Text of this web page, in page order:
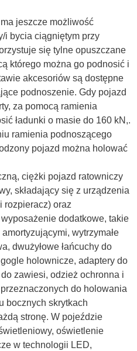
jeszcze możliwość
i bycia ciągniętym przy
się tylne opuszczane
którego można go podnosić i
akcesoriów są dostępne
podnoszenie. Gdy pojazd
za pomocą ramienia
ładunki o masie do 160 kN,.
ramienia podnoszącego
pojazd można holować
ciężki pojazd ratowniczy
składający się z urządzenia
rozpieracz) oraz
dodatkowe, takie
wytrzymałe
dwużyłowe łańcuchy do
holownicze, adaptery do
zawiesi, odzież ochronna i
do holowania
bocznych skrytkach
stronę. W pojeździe
oświetlenie
w technologii LED,